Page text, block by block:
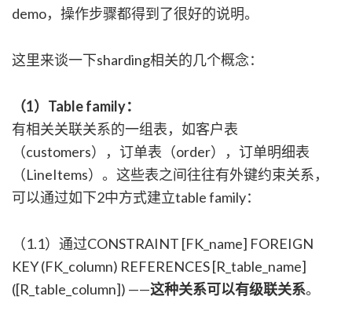
demo，操作步骤都得到了很好的说明。
这里来谈一下sharding相关的几个概念：
（1）Table family：
有相关关联关系的一组表，如客户表
（customers），订单表（order），订单明细表
（LineItems）。这些表之间往往有外键约束关系，
可以通过如下2中方式建立table family：
（1.1）通过CONSTRAINT [FK_name] FOREIGN
KEY (FK_column) REFERENCES [R_table_name]
([R_table_column]) ——这种关系可以有级联关系。